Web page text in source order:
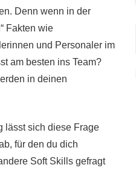
Denn wenn in der
Fakten wie
und Personaler im
am besten ins Team?
in deinen
lässt sich diese Frage
für den du dich
Soft Skills gefragt